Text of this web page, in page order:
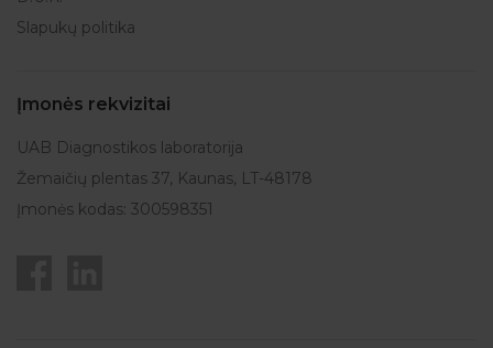
Slapukų politika
Įmonės rekvizitai
UAB Diagnostikos laboratorija
Žemaičių plentas 37, Kaunas, LT-48178
Įmonės kodas: 300598351